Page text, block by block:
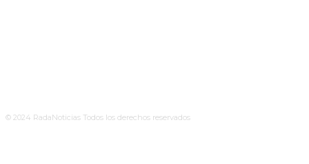
© 2024 RadaNoticias Todos los derechos reservados